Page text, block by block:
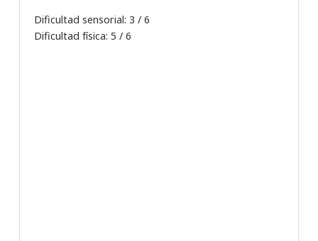
Dificultad sensorial: 3 / 6
Dificultad física: 5 / 6